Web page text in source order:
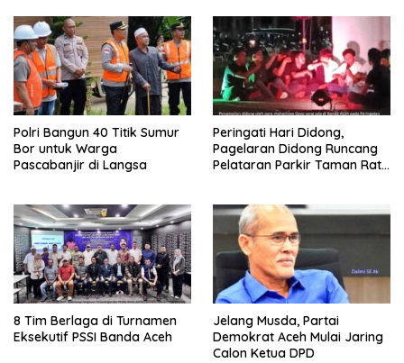
Polri Bangun 40 Titik Sumur
Bor untuk Warga
Pascabanjir di Langsa
Peringati Hari Didong,
Pagelaran Didong Runcang
Pelataran Parkir Taman Ratu
8 Tim Berlaga di Turnamen
Eksekutif PSSI Banda Aceh
Jelang Musda, Partai
Demokrat Aceh Mulai Jaring
Calon Ketua DPD